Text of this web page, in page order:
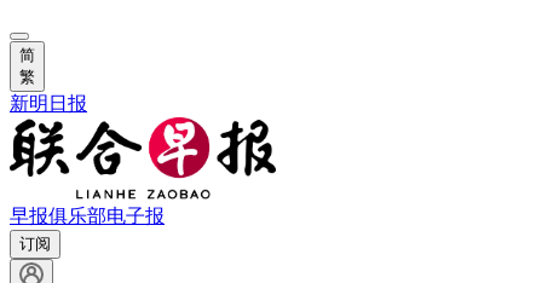
简
繁
新明日报
早报俱乐部电子报
订阅